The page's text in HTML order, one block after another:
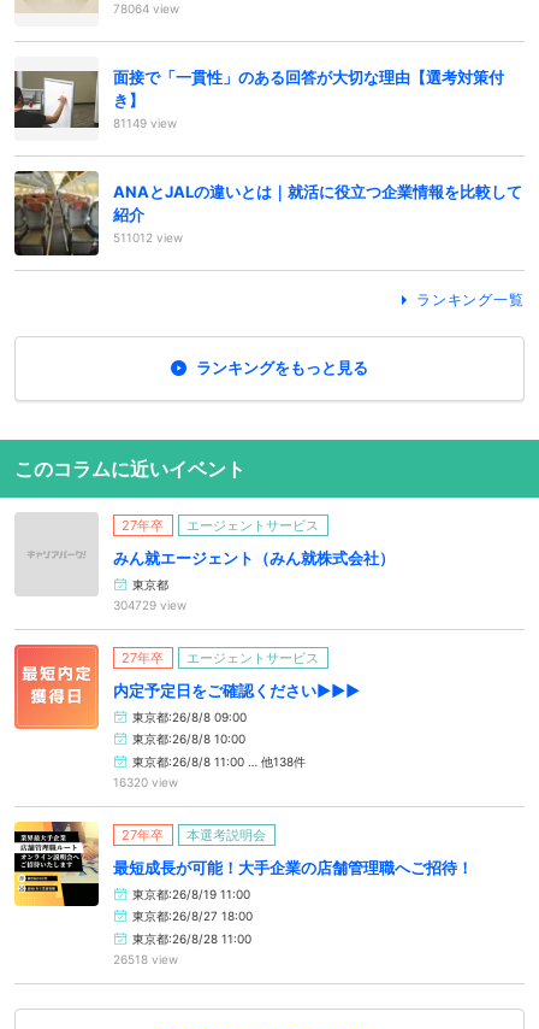
78064 view
面接で「一貫性」のある回答が大切な理由【選考対策付
き】
81149 view
ANAとJALの違いとは｜就活に役立つ企業情報を比較して
紹介
511012 view
ランキング一覧
ランキングをもっと見る
このコラムに近いイベント
27年卒 エージェントサービス
みん就エージェント（みん就株式会社）
東京都
304729 view
27年卒 エージェントサービス
内定予定日をご確認ください▶▶▶
東京都:26/8/8 09:00
東京都:26/8/8 10:00
東京都:26/8/8 11:00 … 他138件
16320 view
27年卒 本選考説明会
最短成長が可能！大手企業の店舗管理職へご招待！
東京都:26/8/19 11:00
東京都:26/8/27 18:00
東京都:26/8/28 11:00
26518 view